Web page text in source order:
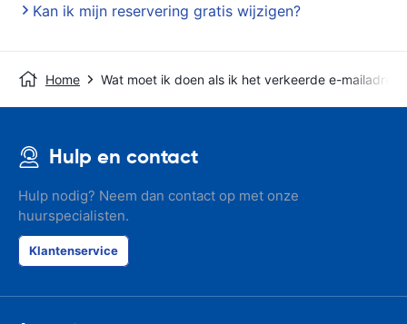
Kan ik mijn reservering gratis wijzigen?
Home Wat moet ik doen als ik het verkeerde e-mailadres
Hulp en contact
Hulp nodig? Neem dan contact op met onze
huurspecialisten.
Klantenservice